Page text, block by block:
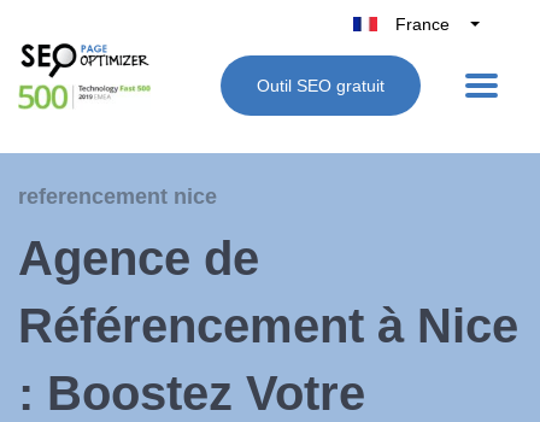
France
Belgique
België
Outil SEO gratuit
referencement nice
Agence de
Référencement à Nice
: Boostez Votre